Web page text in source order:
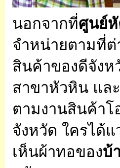
นอกจากที่ศูนย์
จำหน่ายตามที่ต่
สินค้าของดีจังห
สาขาหัวหิน แล
ตามงานสินค้าโ
จังหวัด ใครได้
เห็นผ้าทอของบ้